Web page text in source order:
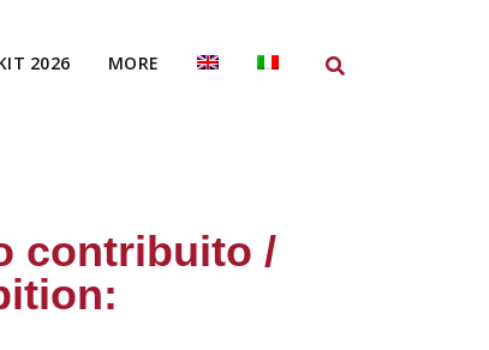
2026 MORE
contribuito /